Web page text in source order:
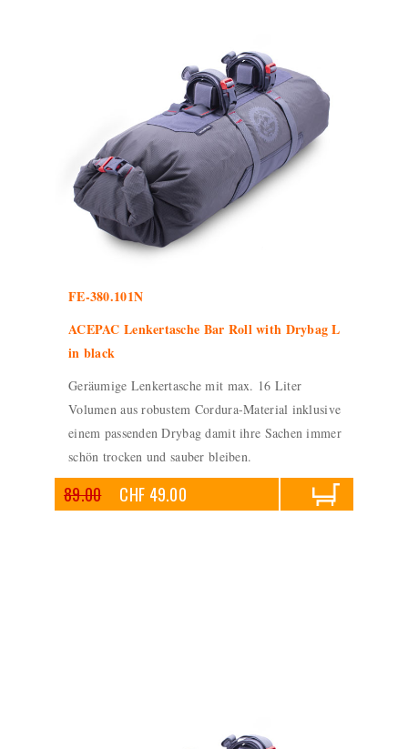
FE-380.101N
ACEPAC Lenkertasche Bar Roll with Drybag L
in black
Geräumige Lenkertasche mit max. 16 Liter
Volumen aus robustem Cordura-Material inklusive
einem passenden Drybag damit ihre Sachen immer
schön trocken und sauber bleiben.
89.00 CHF 49.00